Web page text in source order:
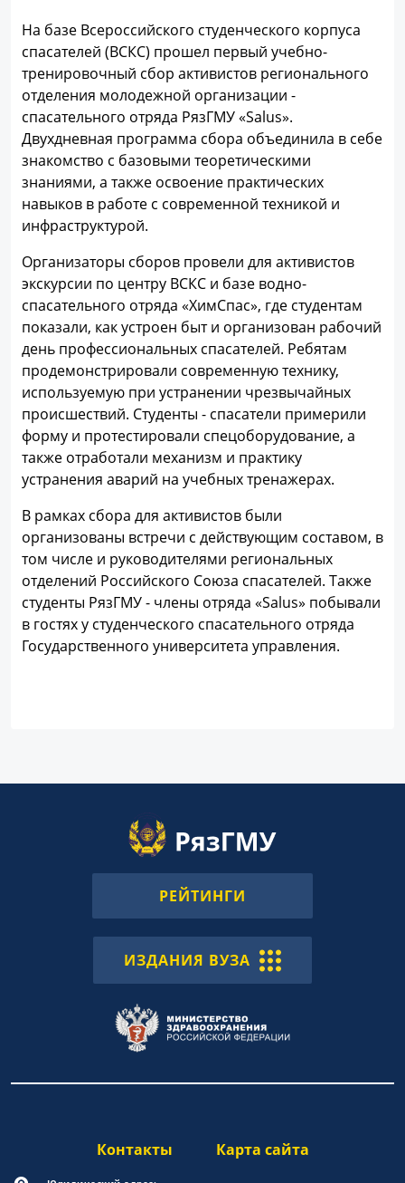
На базе Всероссийского студенческого корпуса
спасателей (ВСКС) прошел первый учебно-
тренировочный сбор активистов регионального
отделения молодежной организации -
спасательного отряда РязГМУ «Salus».
Двухдневная программа сбора объединила в себе
знакомство с базовыми теоретическими
знаниями, а также освоение практических
навыков в работе с современной техникой и
инфраструктурой.
Организаторы сборов провели для активистов
экскурсии по центру ВСКС и базе водно-
спасательного отряда «ХимСпас», где студентам
показали, как устроен быт и организован рабочий
день профессиональных спасателей. Ребятам
продемонстрировали современную технику,
используемую при устранении чрезвычайных
происшествий. Студенты - спасатели примерили
форму и протестировали спецоборудование, а
также отработали механизм и практику
устранения аварий на учебных тренажерах.
В рамках сбора для активистов были
организованы встречи с действующим составом, в
том числе и руководителями региональных
отделений Российского Союза спасателей. Также
студенты РязГМУ - члены отряда «Salus» побывали
в гостях у студенческого спасательного отряда
Государственного университета управления.
РЕЙТИНГИ
ИЗДАНИЯ ВУЗА
Контакты Карта сайта